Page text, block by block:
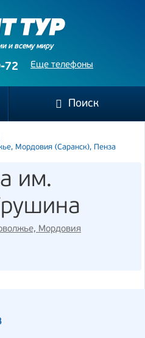
и всему миру
Еще телефоны
72
Поиск
Мордовия (Саранск), Пенза
им.
Мордовия